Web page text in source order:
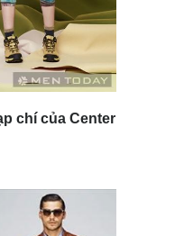
chí của Center